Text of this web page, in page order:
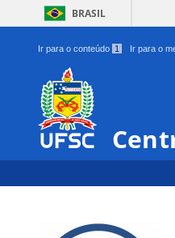
BRASIL
Ir para o conteúdo 1 Ir para o